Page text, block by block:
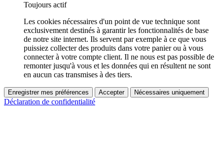
Toujours actif
Les cookies nécessaires d'un point de vue technique sont
exclusivement destinés à garantir les fonctionnalités de base
de notre site internet. Ils servent par exemple à ce que vous
puissiez collecter des produits dans votre panier ou à vous
connecter à votre compte client. Il ne nous est pas possible de
remonter jusqu'à vous et les données qui en résultent ne sont
en aucun cas transmises à des tiers.
Enregistrer mes préférences Accepter Nécessaires uniquement
Déclaration de confidentialité